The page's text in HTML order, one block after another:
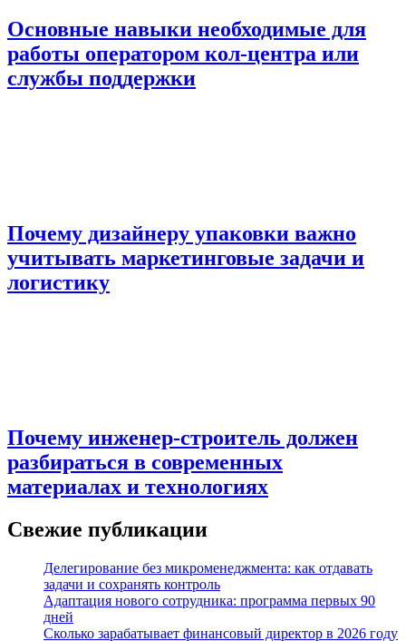
Основные навыки необходимые для
работы оператором кол-центра или
службы поддержки
Почему дизайнеру упаковки важно
учитывать маркетинговые задачи и
логистику
Почему инженер-строитель должен
разбираться в современных
материалах и технологиях
Свежие публикации
Делегирование без микроменеджмента: как отдавать
задачи и сохранять контроль
Адаптация нового сотрудника: программа первых 90
дней
Сколько зарабатывает финансовый директор в 2026 году